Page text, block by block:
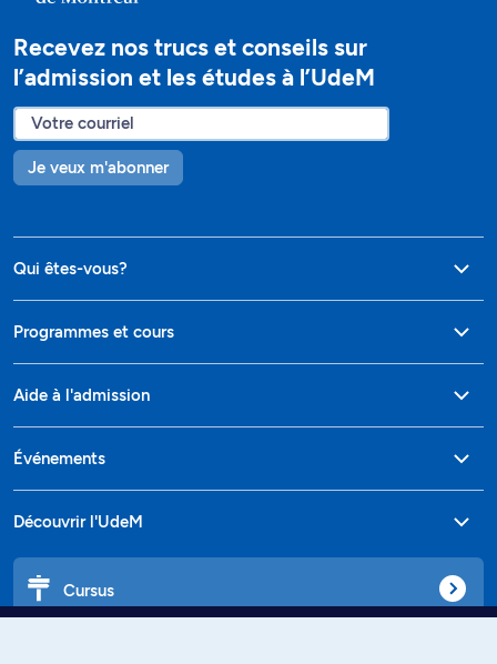
Recevez nos trucs et conseils sur
l’admission et les études à l’UdeM
Je veux m'abonner
Qui êtes-vous?
Programmes et cours
Aide à l'admission
Événements
Découvrir l'UdeM
Cursus